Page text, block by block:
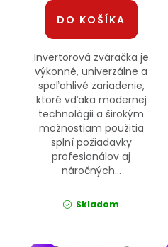
DO KOŠÍKA
Invertorová zváračka je
výkonné, univerzálne a
spoľahlivé zariadenie,
ktoré vďaka modernej
technológii a širokým
možnostiam použitia
splní požiadavky
profesionálov aj
náročných...
Skladom